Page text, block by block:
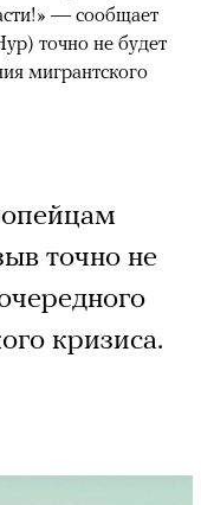
— сообщает
точно не будет
мигрантского
точно не
кризиса.